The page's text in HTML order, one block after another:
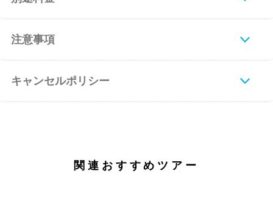
注意事項
キャンセルポリシー
関連おすすめツアー